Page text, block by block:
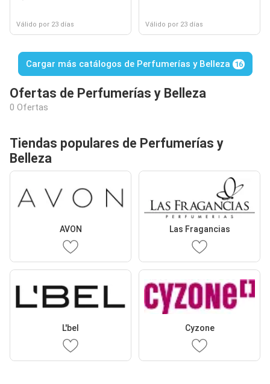
Válido por 23 días Válido por 23 días
Cargar más catálogos de Perfumerías y Belleza 16
Ofertas de Perfumerías y Belleza
0 Ofertas
Tiendas populares de Perfumerías y
Belleza
AVON Las Fragancias
L'bel Cyzone